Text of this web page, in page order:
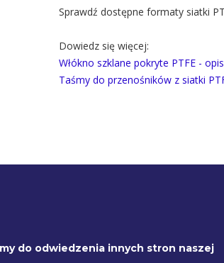
Sprawdź dostępne formaty siatki
Dowiedz się więcej:
Włókno szklane pokryte PTFE -
Taśmy do przenośników z siatki
do odwiedzenia innych stron naszej